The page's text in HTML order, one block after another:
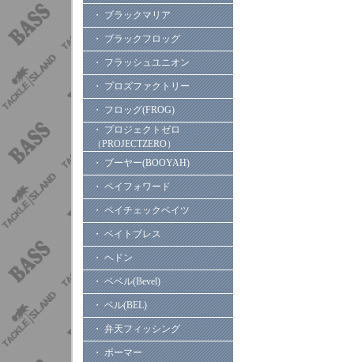
・ ブラックマリア
・ ブラックフロッグ
・ フラッシュユニオン
・ プロズファクトリー
・ フロッグ(FROG)
・ プロジェクトゼロ
（PROJECTZERO）
・ ブーヤー(BOOYAH)
・ ペイフォワード
・ ペイチェックベイツ
・ ベイトブレス
・ ヘドン
・ ベベル(Bevel)
・ ベル(BEL)
・ 弁天フィッシング
・ ボーマー